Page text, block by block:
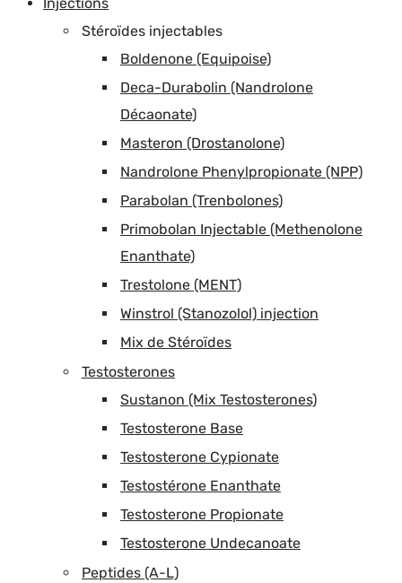
Stéroïdes injectables
Boldenone (Equipoise)
Deca-Durabolin (Nandrolone
Décaonate)
Masteron (Drostanolone)
Nandrolone Phenylpropionate (NPP)
Parabolan (Trenbolones)
Primobolan Injectable (Methenolone
Enanthate)
Trestolone (MENT)
Winstrol (Stanozolol) injection
Mix de Stéroïdes
Testosterones
Sustanon (Mix Testosterones)
Testosterone Base
Testosterone Cypionate
Testostérone Enanthate
Testosterone Propionate
Testosterone Undecanoate
Peptides (A-L)